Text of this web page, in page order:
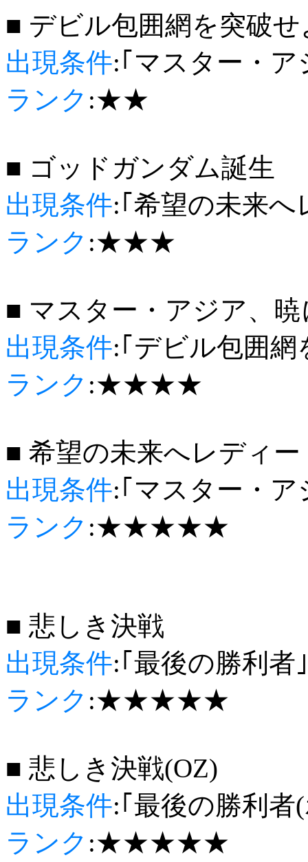
■ デビル包囲網を突破せ
出現条件:｢マスター・
ランク :★★
■ ゴッドガンダム誕生
出現条件:｢希望の未来
ランク :★★★
■ マスター・アジア、
出現条件:｢デビル包囲
ランク :★★★★
■ 希望の未来へレディ
出現条件:｢マスター・
ランク :★★★★★
■ 悲しき決戦
出現条件:｢最後の勝利者
ランク :★★★★★
■ 悲しき決戦(OZ)
出現条件:｢最後の勝利
ランク :★★★★★